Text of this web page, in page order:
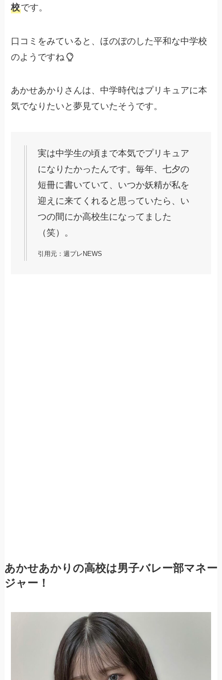
校です。
口コミをみていると、ほのぼのした平和な中学校
のようですね
あかせあかりさんは、中学時代はプリキュアに本
気でなりたいと夢見ていたそうです。
実は中学生の頃まで本気でプリキュア
になりたかったんです。毎年、七夕の
短冊に書いていて、いつか妖精が私を
迎えに来てくれると思っていたら、い
つの間にか高校生になってました
（笑）。
引用元：週プレNEWS
あかせあかりの高校は男子バレー部マネー
ジャー！